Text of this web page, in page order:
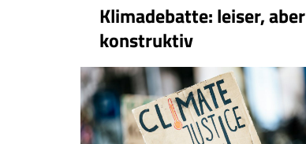
Klimadebatte: leiser, aber
konstruktiv